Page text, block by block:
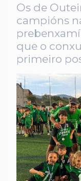
Os de
campións
que o
primeiro